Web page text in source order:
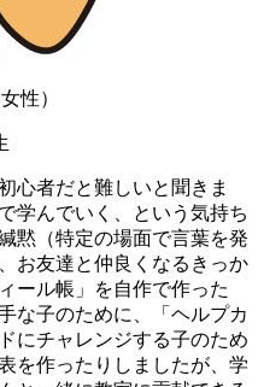
性）
心者だと難しいと聞きま
学んでいく、という気持ち
黙（特定の場面で言葉を発
お友達と仲良くなるきっか
ール帳」を自作で作った
な子のために、「ヘルプカ
にチャレンジする子のため
を作ったりしましたが、学